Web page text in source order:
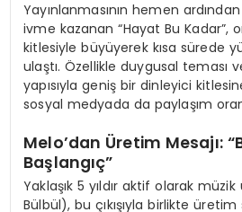
Yayınlanmasının hemen
ivme kazanan “Hayat Bu Kadar”,
kitlesiyle büyüyerek kısa sürede
ulaştı. Özellikle duygusal teması
yapısıyla geniş bir dinleyici
sosyal medyada da paylaşım
Melo’dan Üretim Mesajı:
Başlangıç”
Yaklaşık 5 yıldır aktif olarak
Bülbül), bu çıkışıyla birlikte üretim